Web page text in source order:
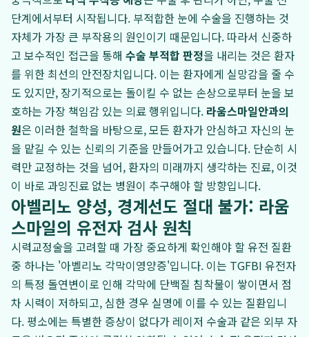
단계에서부터 시작됩니다. 부적합한 눈에 수술을 진행하는 것
자체가 가장 큰 부작용의 원인이기 때문입니다. 따라서 신중하
고 보수적인 접근을 통해 수술 부적합 판정을 내리는 것은 환자
를 위한 최선의 안전장치입니다. 이는 환자에게 실망감을 줄 수
도 있지만, 장기적으로는 돌이킬 수 없는 손상으로부터 눈을 보
호하는 가장 책임감 있는 의료 행위입니다. 라움스마일안과의
원은 이러한 철학을 바탕으로, 모든 환자가 안심하고 자신의 눈
을 맡길 수 있는 신뢰의 기준을 만들어가고 있습니다. 단순히 시
력만 교정하는 것을 넘어, 환자의 미래까지 생각하는 진료, 이것
이 바로 과잉진료 없는 병원이 추구해야 할 방향입니다.
아벨리노 양성, 경계선도 절대 불가: 라움
스마일의 유전자 검사 원칙
시력교정술을 고려할 때 가장 중요하게 확인해야 할 유전 질환
중 하나는 '아벨리노 각막이영양증'입니다. 이는 TGFBI 유전자
의 특정 돌연변이로 인해 각막에 단백질 침착물이 쌓이면서 점
차 시력이 저하되고, 심한 경우 실명에 이를 수 있는 질환입니
다. 평소에는 특별한 증상이 없다가 레이저 수술과 같은 외부 자